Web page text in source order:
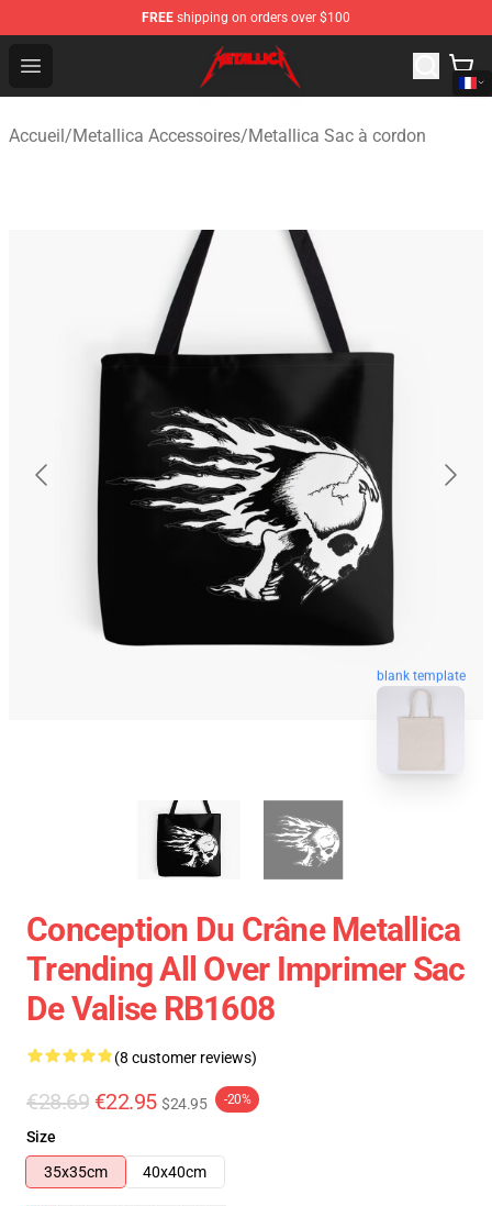
FREE shipping on orders over $100
Open menu
Metallica Store - Official Metallica Merchandise Shop
Accueil/Metallica Accessoires/Metallica Sac à cordon
blank template
Conception Du Crâne Metallica
Trending All Over Imprimer Sac
De Valise RB1608
(8 customer reviews)
€28.69 €22.95 $24.95 -20%
Size
35x35cm
40x40cm